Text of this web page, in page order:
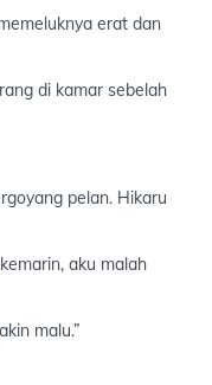
erat dan
di kamar sebelah
pelan. Hikaru
aku malah
malu.”